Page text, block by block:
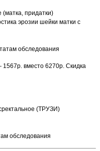
(матка, придатки)
эрозии шейки матки с
обследования
вместо 6270р. Скидка
(ТРУЗИ)
обследования